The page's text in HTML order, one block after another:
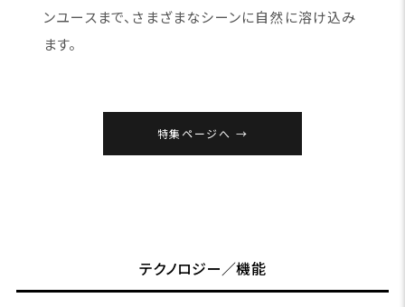
ンユースまで、さまざまなシーンに自然に溶け込み
ます。
特集ページへ
テクノロジー／機能